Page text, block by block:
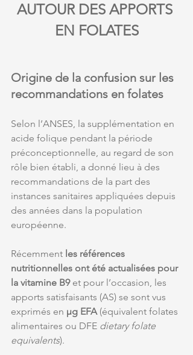
AUTOUR DES APPORTS
EN FOLATES
Origine de la confusion sur les
recommandations en folates
Selon l’ANSES, la supplémentation en
acide folique pendant la période
préconceptionnelle, au regard de son
rôle bien établi, a donné lieu à des
recommandations de la part des
instances sanitaires appliquées depuis
des années dans la population
européenne.
Récemment les références
nutritionnelles ont été actualisées pour
la vitamine B9 et pour l’occasion, les
apports satisfaisants (AS) se sont vus
exprimés en µg EFA (équivalent folates
alimentaires ou DFE dietary folate
equivalents).